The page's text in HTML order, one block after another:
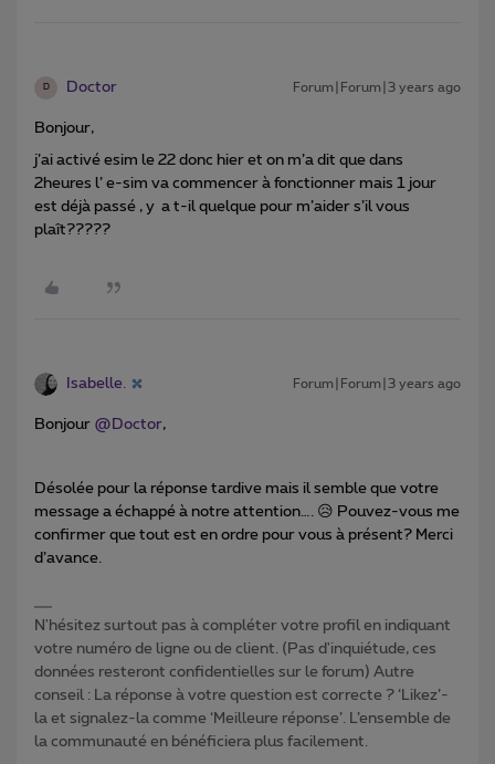
D Doctor Forum|Forum|3 years ago
Bonjour,
j’ai activé esim le 22 donc hier et on m’a dit que dans
2heures l’ e-sim va commencer à fonctionner mais 1 jour
est déjà passé , y a t-il quelque pour m’aider s’il vous
plaît?????
Isabelle. Forum|Forum|3 years ago
Bonjour @Doctor,
Désolée pour la réponse tardive mais il semble que votre
message a échappé à notre attention…. 😥 Pouvez-vous me
confirmer que tout est en ordre pour vous à présent? Merci
d’avance.
N'hésitez surtout pas à compléter votre profil en indiquant
votre numéro de ligne ou de client. (Pas d'inquiétude, ces
données resteront confidentielles sur le forum) Autre
conseil : La réponse à votre question est correcte ? ‘Likez’-
la et signalez-la comme ‘Meilleure réponse’. L’ensemble de
la communauté en bénéficiera plus facilement.